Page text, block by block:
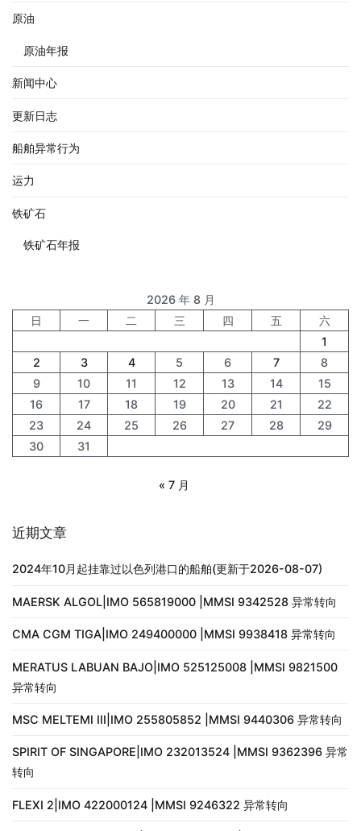
原油
原油年报
新闻中心
更新日志
船舶异常行为
运力
铁矿石
铁矿石年报
2026 年 8 月
日
一 二 三 四 五
六
1
2
3 4 5 6 7
8
9
10 11 12 13 14
15
16
17 18 19 20 21
22
23
24 25 26 27 28
29
30
31
« 7 月
近期文章
2024年10月起挂靠过以色列港口的船舶(更新于2026-08-07)
MAERSK ALGOL|IMO 565819000 |MMSI 9342528 异常转向
CMA CGM TIGA|IMO 249400000 |MMSI 9938418 异常转向
MERATUS LABUAN BAJO|IMO 525125008 |MMSI 9821500
异常转向
MSC MELTEMI III|IMO 255805852 |MMSI 9440306 异常转向
SPIRIT OF SINGAPORE|IMO 232013524 |MMSI 9362396 异常
转向
FLEXI 2|IMO 422000124 |MMSI 9246322 异常转向